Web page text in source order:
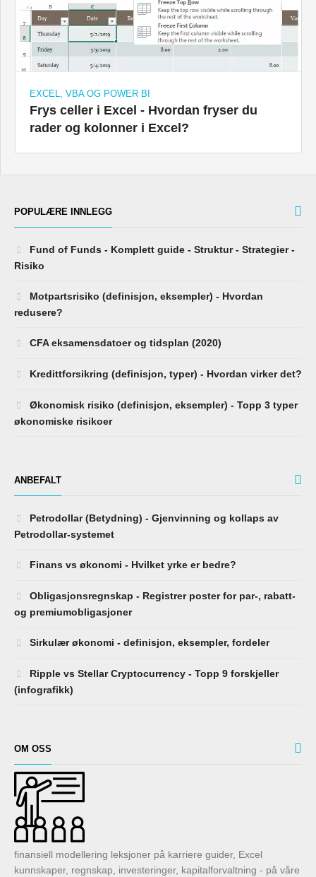
EXCEL, VBA OG POWER BI
Frys celler i Excel - Hvordan fryser du
rader og kolonner i Excel?
POPULÆRE INNLEGG
Fund of Funds - Komplett guide - Struktur - Strategier -
Risiko
Motpartsrisiko (definisjon, eksempler) - Hvordan
redusere?
CFA eksamensdatoer og tidsplan (2020)
Kredittforsikring (definisjon, typer) - Hvordan virker det?
Økonomisk risiko (definisjon, eksempler) - Topp 3 typer
økonomiske risikoer
ANBEFALT
Petrodollar (Betydning) - Gjenvinning og kollaps av
Petrodollar-systemet
Finans vs økonomi - Hvilket yrke er bedre?
Obligasjonsregnskap - Registrer poster for par-, rabatt-
og premiumobligasjoner
Sirkulær økonomi - definisjon, eksempler, fordeler
Ripple vs Stellar Cryptocurrency - Topp 9 forskjeller
(infografikk)
OM OSS
finansiell modellering leksjoner på karriere guider, Excel
kunnskaper, regnskap, investeringer, kapitalforvaltning - på våre